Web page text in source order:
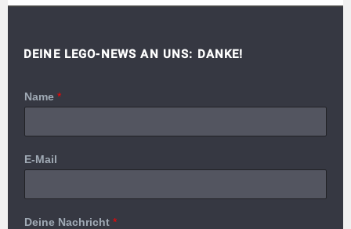
DEINE LEGO-NEWS AN UNS: DANKE!
Name *
E-Mail
Deine Nachricht *